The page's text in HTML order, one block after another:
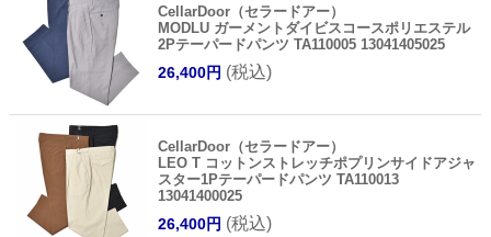
CellarDoor（セラードアー）
MODLU ガーメントダイビスコースポリエステル
2Pテーパードパンツ TA110005 13041405025
26,400円 (税込)
CellarDoor（セラードアー）
LEO T コットンストレッチポプリンサイドアジャ
スター1Pテーパードパンツ TA110013
13041400025
26,400円 (税込)